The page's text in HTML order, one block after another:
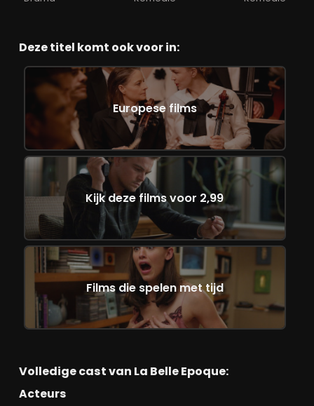
Deze titel komt ook voor in:
Europese films
Kijk deze films voor 2,99
Films die spelen met tijd
Volledige cast van La Belle Epoque:
Acteurs